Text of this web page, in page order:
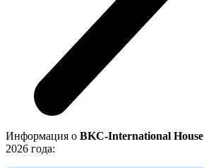
Информация о BKC-International House
2026 года: